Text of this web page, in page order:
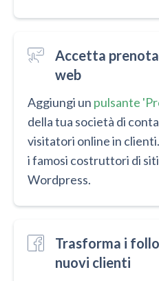
Accetta
web
Aggiungi un pulsante
della tua società di
visitatori online in
i famosi costruttori di
Wordpress.
Trasforma i
nuovi clienti